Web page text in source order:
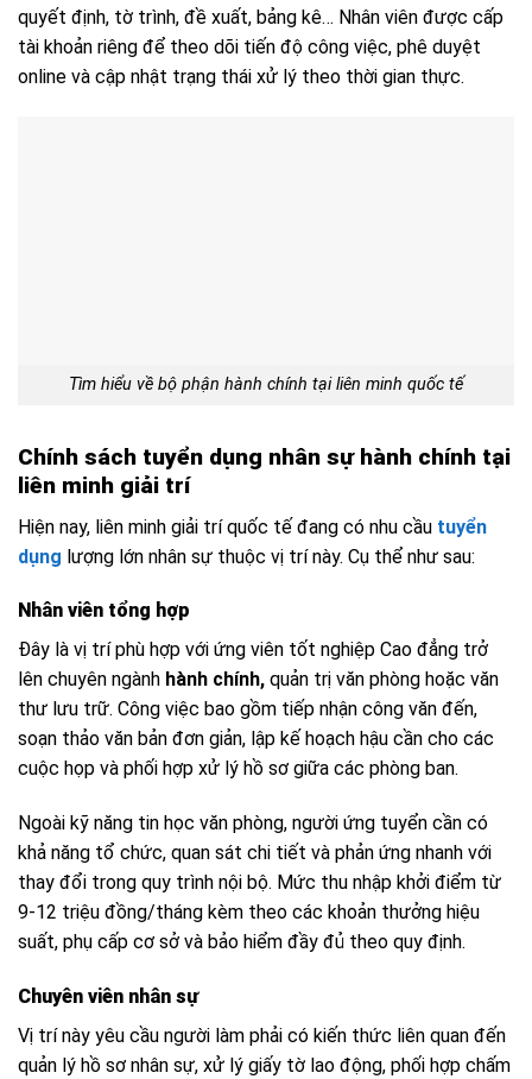
quyết định, tờ trình, đề xuất, bảng kê… Nhân viên được cấp
tài khoản riêng để theo dõi tiến độ công việc, phê duyệt
online và cập nhật trạng thái xử lý theo thời gian thực.
Tìm hiểu về bộ phận hành chính tại liên minh quốc tế
Chính sách tuyển dụng nhân sự hành chính tại
liên minh giải trí
Hiện nay, liên minh giải trí quốc tế đang có nhu cầu tuyển
dụng lượng lớn nhân sự thuộc vị trí này. Cụ thể như sau:
Nhân viên tổng hợp
Đây là vị trí phù hợp với ứng viên tốt nghiệp Cao đẳng trở
lên chuyên ngành hành chính, quản trị văn phòng hoặc văn
thư lưu trữ. Công việc bao gồm tiếp nhận công văn đến,
soạn thảo văn bản đơn giản, lập kế hoạch hậu cần cho các
cuộc họp và phối hợp xử lý hồ sơ giữa các phòng ban.
Ngoài kỹ năng tin học văn phòng, người ứng tuyển cần có
khả năng tổ chức, quan sát chi tiết và phản ứng nhanh với
thay đổi trong quy trình nội bộ. Mức thu nhập khởi điểm từ
9-12 triệu đồng/tháng kèm theo các khoản thưởng hiệu
suất, phụ cấp cơ sở và bảo hiểm đầy đủ theo quy định.
Chuyên viên nhân sự
Vị trí này yêu cầu người làm phải có kiến thức liên quan đến
quản lý hồ sơ nhân sự, xử lý giấy tờ lao động, phối hợp chấm